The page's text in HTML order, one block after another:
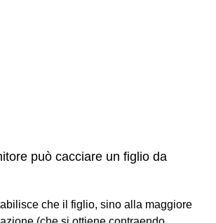
può cacciare un figlio da
che il figlio, sino alla maggiore